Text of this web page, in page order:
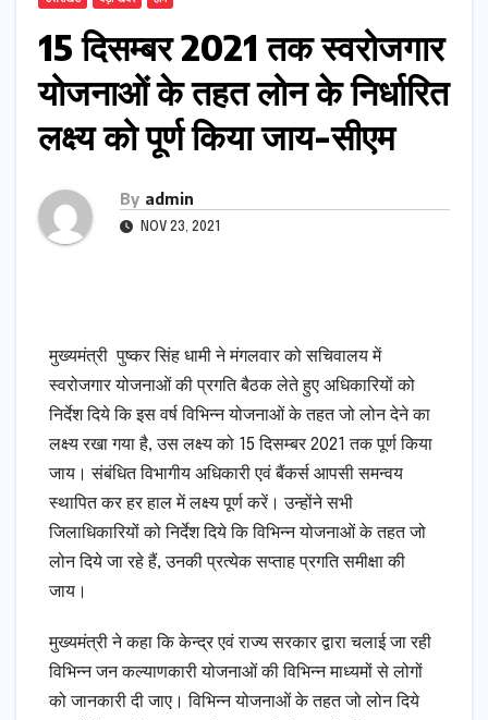
15 दिसम्बर 2021 तक स्वरोजगार
योजनाओं के तहत लोन के निर्धारित
लक्ष्य को पूर्ण किया जाय-सीएम
By admin
NOV 23, 2021
मुख्यमंत्री पुष्कर सिंह धामी ने मंगलवार को सचिवालय में
स्वरोजगार योजनाओं की प्रगति बैठक लेते हुए अधिकारियों को
निर्देश दिये कि इस वर्ष विभिन्न योजनाओं के तहत जो लोन देने का
लक्ष्य रखा गया है, उस लक्ष्य को 15 दिसम्बर 2021 तक पूर्ण किया
जाय। संबंधित विभागीय अधिकारी एवं बैंकर्स आपसी समन्वय
स्थापित कर हर हाल में लक्ष्य पूर्ण करें। उन्होंने सभी
जिलाधिकारियों को निर्देश दिये कि विभिन्न योजनाओं के तहत जो
लोन दिये जा रहे हैं, उनकी प्रत्येक सप्ताह प्रगति समीक्षा की
जाय।
मुख्यमंत्री ने कहा कि केन्द्र एवं राज्य सरकार द्वारा चलाई जा रही
विभिन्न जन कल्याणकारी योजनाओं की विभिन्न माध्यमों से लोगों
को जानकारी दी जाए। विभिन्न योजनाओं के तहत जो लोन दिये